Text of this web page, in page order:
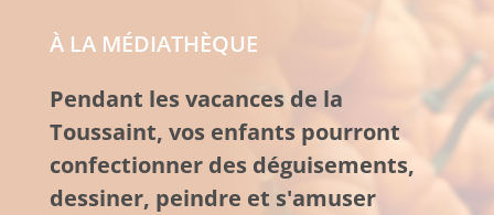
À LA MÉDIATHÈQUE
Pendant les vacances de la
Toussaint, vos enfants pourront
confectionner des déguisements,
dessiner, peindre et s'amuser